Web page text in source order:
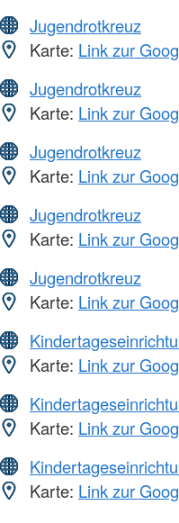
Jugendrotkreuz
Karte: Link zur
Jugendrotkreuz
Karte: Link zur
Jugendrotkreuz
Karte: Link zur
Jugendrotkreuz
Karte: Link zur
Jugendrotkreuz
Karte: Link zur
Karte: Link zur
Karte: Link zur
Karte: Link zur